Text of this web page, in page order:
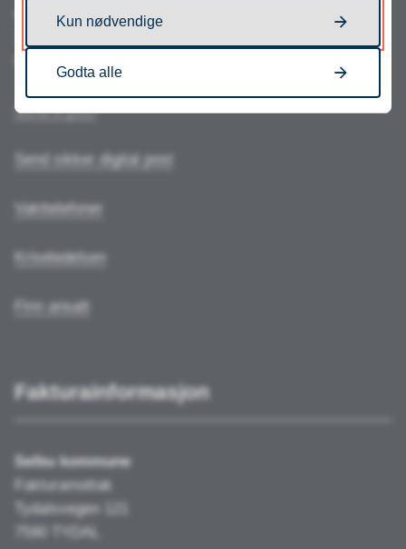
mandag-torsdag:
Send e-post
Send sikker digital post
Vakttelefoner
Kriseledelsen
Finn ansatt
Fakturainformasjon
Selbu kommune
Fakturamottak
Tydalsvegen 121
7590 TYDAL
Kun nødvendige
Godta alle